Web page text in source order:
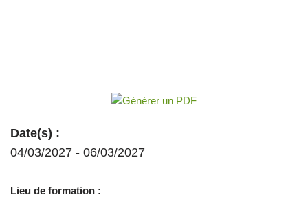
Date(s) :
04/03/2027 - 06/03/2027
Lieu de formation :